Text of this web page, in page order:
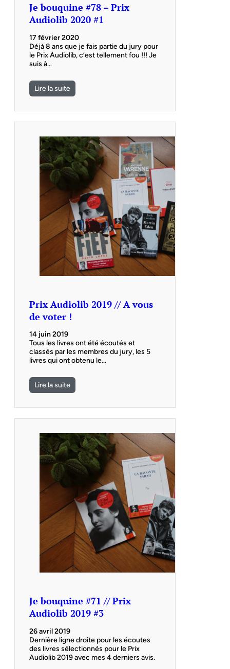
Je bouquine #78 – Prix
Audiolib 2020 #1
17 février 2020
Déjà 8 ans que je fais partie du jury pour
le Prix Audiolib, c’est tellement fou !!! Je
suis à…
Lire la suite
Prix Audiolib 2019 // A vous
de voter !
14 juin 2019
Tous les livres ont été écoutés et
classés par les membres du jury, les 5
livres qui ont obtenu le…
Lire la suite
Je bouquine #71 // Prix
Audiolib 2019 #3
26 avril 2019
Dernière ligne droite pour les écoutes
des livres sélectionnés pour le Prix
Audiolib 2019 avec mes 4 derniers avis.